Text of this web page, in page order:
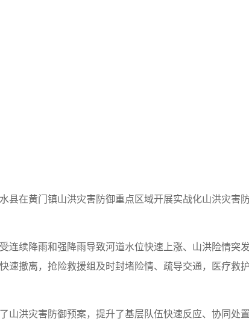
在黄门镇山洪灾害防御重点区域开展实战化山洪灾害
续降雨和强降雨导致河道水位快速上涨、山洪险情突
撤离，抢险救援组及时封堵险情、疏导交通，医疗救
洪灾害防御预案，提升了基层队伍快速反应、协同处